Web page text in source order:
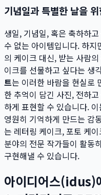
기념일과 특별한 날을
생일, 기념일, 혹은 축하하
수 없는 아이템입니다. 하지
의 케이크 대신, 받는 사람
이크를 선물하고 싶다는 생
트는 이러한 바람을 현실로
한 추억이 담긴 사진, 전하
하게 표현할 수 있습니다.
영원히 기억하게 만드는 감
는 레터링 케이크, 포토 케
분야의 전문 작가들이 활동
구현해낼 수 있습니다.
아이디어스(idus)